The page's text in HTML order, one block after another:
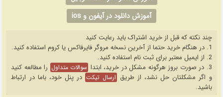
آموزش دانلود در آیفون و ios
چند نکته که قبل از خرید اشتراک باید رعایت کنید
1. در هنگام خرید حتما از آخرین نسخه مروگر فایرفاکس یا کروم استفاده کنید.
2. از ایمیل معتبر برای ثبت نام استفاده کنید.
3. در صورت بروز هرگونه مشکل در خرید، ابتدا
سوالات متداول را مطالعه کنید
و اگر مشکلتان حل نشد، از طریق ارسال تیکت در پنل خود، باما در ارتباط
باشید.